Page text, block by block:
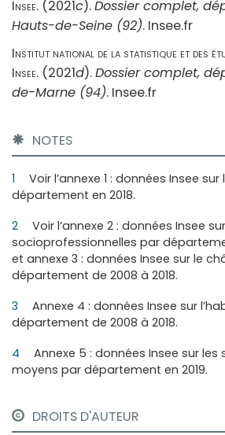
Insee. (2021c).Dossier complet,
Hauts-de-Seine (92). Insee.fr
Institut national de la statistique et des
Insee. (2021d).Dossier complet,
de-Marne (94). Insee.fr
NOTES
1
Voir l’annexe 1 : données Insee
département en 2018.
2
Voir l’annexe 2 : données Insee
socioprofessionnelles par
et annexe 3 : données Insee sur le
département de 2008 à 2018.
3
Annexe 4 : données Insee sur
département de 2008 à 2018.
4
Annexe 5 : données Insee sur les
moyens par département en 2019.
DROITS D'AUTEUR